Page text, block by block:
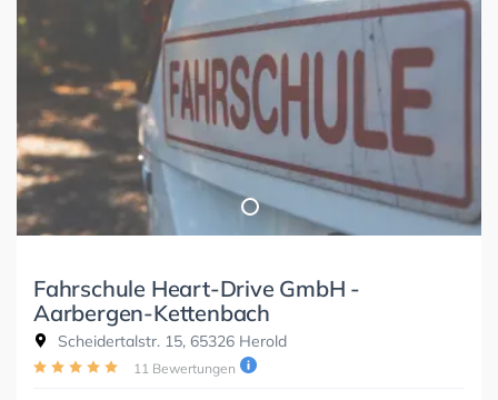
Fahrschule Heart-Drive GmbH -
Aarbergen-Kettenbach
Scheidertalstr. 15, 65326 Herold
11 Bewertungen